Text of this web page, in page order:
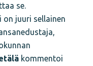
se.
on juuri sellainen
kommentoi